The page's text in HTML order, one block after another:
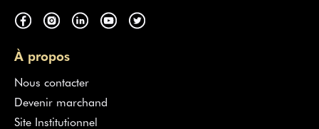
À propos
Nous contacter
Devenir marchand
Site Institutionnel